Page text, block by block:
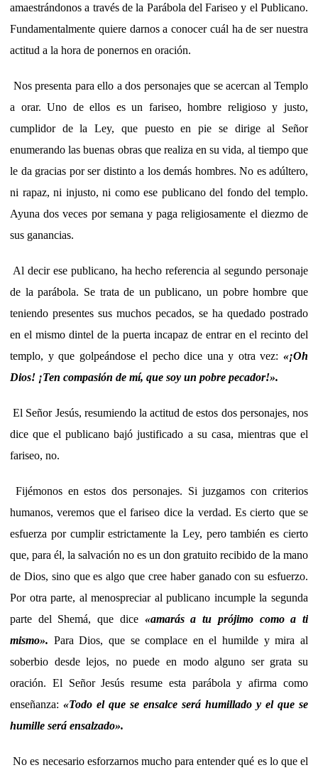
amaestrándonos a través de la Parábola del Fariseo y el Publicano.
Fundamentalmente quiere darnos a conocer cuál ha de ser nuestra
actitud a la hora de ponernos en oración.
Nos presenta para ello a dos personajes que se acercan al Templo
a orar. Uno de ellos es un fariseo, hombre religioso y justo,
cumplidor de la Ley, que puesto en pie se dirige al Señor
enumerando las buenas obras que realiza en su vida, al tiempo que
le da gracias por ser distinto a los demás hombres. No es adúltero,
ni rapaz, ni injusto, ni como ese publicano del fondo del templo.
Ayuna dos veces por semana y paga religiosamente el diezmo de
sus ganancias.
Al decir ese publicano, ha hecho referencia al segundo personaje
de la parábola. Se trata de un publicano, un pobre hombre que
teniendo presentes sus muchos pecados, se ha quedado postrado
en el mismo dintel de la puerta incapaz de entrar en el recinto del
templo, y que golpeándose el pecho dice una y otra vez: «¡Oh
Dios! ¡Ten compasión de mí, que soy un pobre pecador!».
El Señor Jesús, resumiendo la actitud de estos dos personajes, nos
dice que el publicano bajó justificado a su casa, mientras que el
fariseo, no.
Fijémonos en estos dos personajes. Si juzgamos con criterios
humanos, veremos que el fariseo dice la verdad. Es cierto que se
esfuerza por cumplir estrictamente la Ley, pero también es cierto
que, para él, la salvación no es un don gratuito recibido de la mano
de Dios, sino que es algo que cree haber ganado con su esfuerzo.
Por otra parte, al menospreciar al publicano incumple la segunda
parte del Shemá, que dice «amarás a tu prójimo como a ti
mismo». Para Dios, que se complace en el humilde y mira al
soberbio desde lejos, no puede en modo alguno ser grata su
oración. El Señor Jesús resume esta parábola y afirma como
enseñanza: «Todo el que se ensalce será humillado y el que se
humille será ensalzado».
No es necesario esforzarnos mucho para entender qué es lo que el